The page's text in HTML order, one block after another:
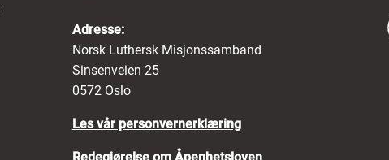
Adresse:
Norsk Luthersk Misjonssamband
Sinsenveien 25
0572 Oslo
Les vår personvernerklæring